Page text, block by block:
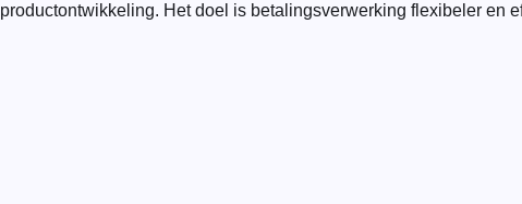
productontwikkeling. Het doel is betalingsverwerking flexibeler en